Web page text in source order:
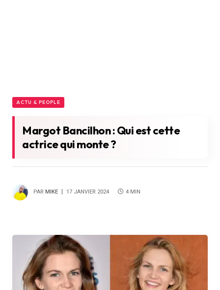
ACTU & PEOPLE
Margot Bancilhon : Qui est cette
actrice qui monte ?
PAR MIKE 17 JANVIER 2024 4 MIN